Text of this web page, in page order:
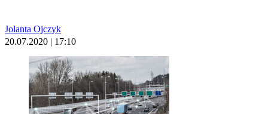
Jolanta Ojczyk
20.07.2020 | 17:10